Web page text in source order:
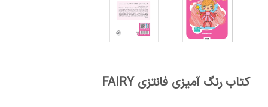
کتاب رنگ آمیزی فانتزی FAIRY